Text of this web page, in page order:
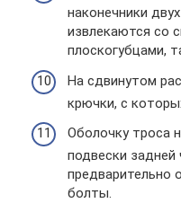
наконечники
извлекаются со
плоскогубцами,
На сдвинутом
крючки, с
Оболочку троса
подвески задней
предварительно
болты.